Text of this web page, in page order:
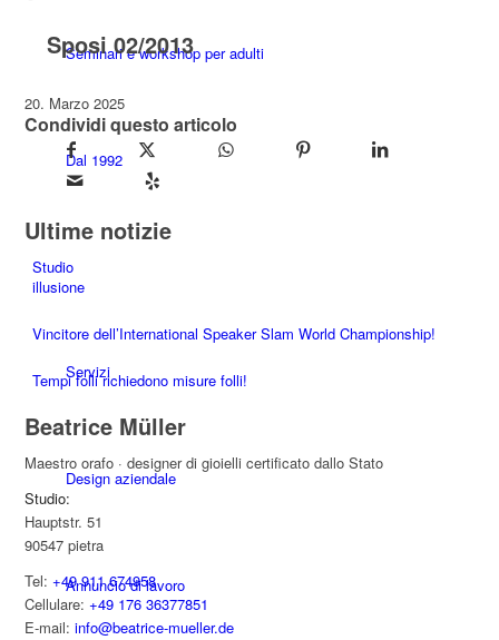
Seminari e workshop per adulti
Dal 1992
Studio
Servizi
Design aziendale
Annuncio di lavoro
Sposi 02/2013
20. Marzo 2025
Condividi questo articolo
Ultime notizie
illusione
Vincitore dell’International Speaker Slam World Championship!
Tempi folli richiedono misure folli!
Beatrice Müller
Maestro orafo · designer di gioielli certificato dallo Stato
Studio:
Hauptstr. 51
90547 pietra
Tel:+49 911 674958
Cellulare:+49 176 36377851
E-mail:info@beatrice-mueller.de